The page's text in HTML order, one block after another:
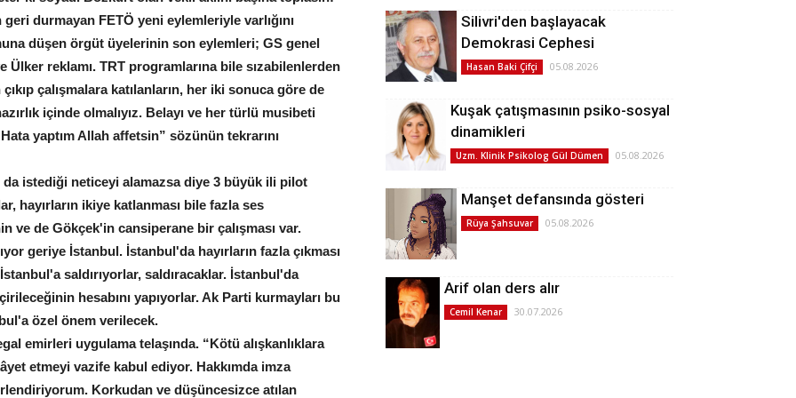
durmayan FETÖ yeni eylemleriyle varlığını
düşen örgüt üyelerinin son eylemleri; GS genel
Ülker reklamı. TRT programlarına bile sızabilenlerden
çalışmalara katılanların, her iki sonuca göre de
içinde olmalıyız. Belayı ve her türlü musibeti
yaptım Allah affetsin” sözünün tekrarını
da istediği neticeyi alamazsa diye 3 büyük ili pilot
hayırların ikiye katlanması bile fazla ses
ve de Gökçek'in cansiperane bir çalışması var.
geriye İstanbul. İstanbul'da hayırların fazla çıkması
saldırıyorlar, saldıracaklar. İstanbul'da
hesabını yapıyorlar. Ak Parti kurmayları bu
özel önem verilecek.
emirleri uygulama telaşında. “Kötü alışkanlıklara
etmeyi vazife kabul ediyor. Hakkımda imza
Korkudan ve düşüncesizce atılan
Silivri'den başlayacak
Demokrasi Cephesi
Hasan Baki Çifçi 05.08.2026
Kuşak çatışmasının psiko-sosyal
dinamikleri
Uzm. Klinik Psikolog Gül Dümen 05.08.2026
Manşet defansında gösteri
Rüya Şahsuvar 05.08.2026
Arif olan ders alır
Cemil Kenar 30.07.2026